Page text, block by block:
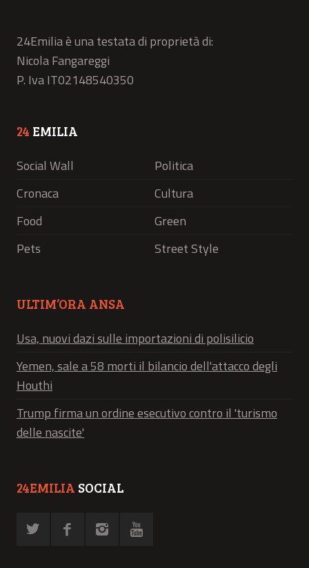
24Emilia è una testata di proprietà di:
Nicola Fangareggi
P. Iva IT02148540350
24 EMILIA
Social Wall
Politica
Cronaca
Cultura
Food
Green
Pets
Street Style
ULTIM’ORA ANSA
Usa, nuovi dazi sulle importazioni di polisilicio
Yemen, sale a 58 morti il bilancio dell'attacco degli
Houthi
Trump firma un ordine esecutivo contro il 'turismo
delle nascite'
24EMILIA SOCIAL